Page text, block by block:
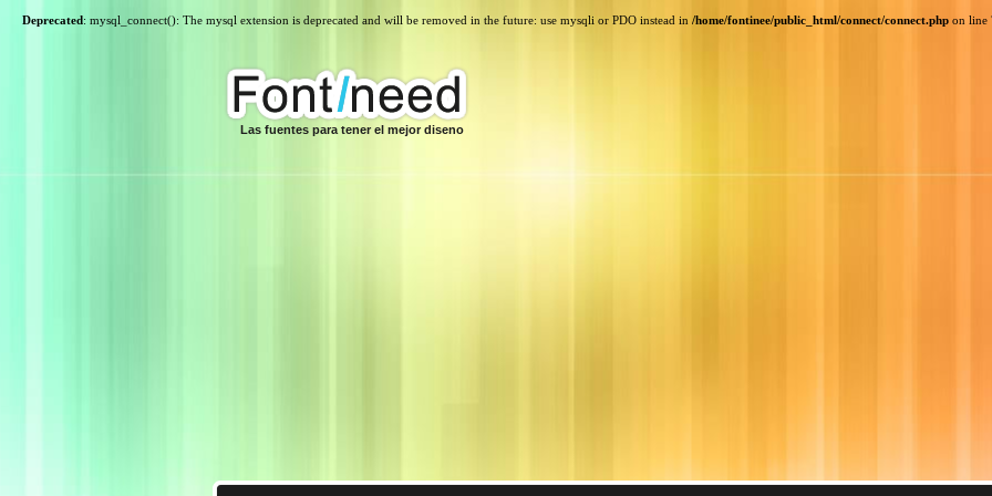
Deprecated: mysql_connect(): The mysql extension is deprecated and will be removed in the future: use mysqli or PDO instead in /home/fontinee/public_html/connect/connect.php on line
Las fuentes para tener el mejor diseno